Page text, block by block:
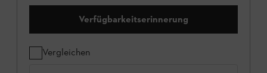
Verfügbarkeitserinnerung
Vergleichen